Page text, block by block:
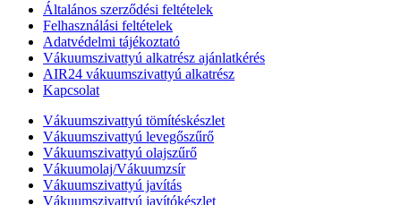
Általános szerződési feltételek
Felhasználási feltételek
Adatvédelmi tájékoztató
Vákuumszivattyú alkatrész ajánlatkérés
AIR24 vákuumszivattyú alkatrész
Kapcsolat
Vákuumszivattyú tömítéskészlet
Vákuumszivattyú levegőszűrő
Vákuumszivattyú olajszűrő
Vákuumolaj/Vákuumzsír
Vákuumszivattyú javítás
Vákuumszivattyú javítókészlet